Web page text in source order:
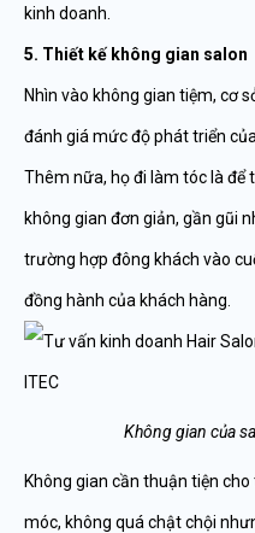
kinh doanh.
5. Thiết kế không gian salon
Nhìn vào không gian tiệm, cơ
đánh giá mức độ phát triển
Thêm nữa, họ đi làm tóc là để
không gian đơn giản, gần gũi
trường hợp đông khách vào
đồng hành của khách hàng.
Không gian của
Không gian cần thuận tiện
móc, không quá chật chội